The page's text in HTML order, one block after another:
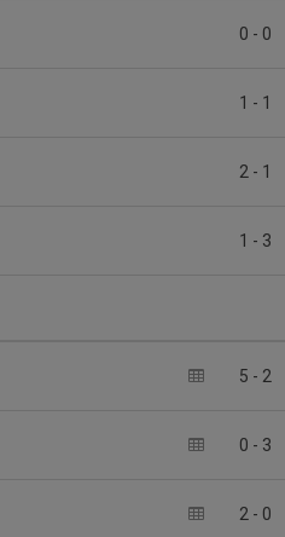
0 - 0
1 - 1
2 - 1
1 - 3
5 - 2
0 - 3
2 - 0